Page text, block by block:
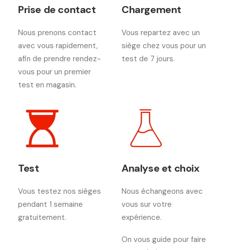
Prise de contact
Nous prenons contact
avec vous rapidement,
afin de prendre rendez-
vous pour un premier
test en magasin.
Chargement
Vous repartez avec un
siège chez vous pour un
test de 7 jours.
Test
Vous testez nos sièges
pendant 1 semaine
gratuitement.
Analyse et choix
Nous échangeons avec
vous sur votre
expérience.
On vous guide pour faire